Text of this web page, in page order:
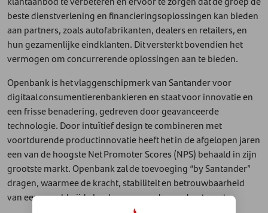
beste dienstverlening en financieringsoplossingen kan bieden
aan partners, zoals autofabrikanten, dealers en retailers, en
hun gezamenlijke eindklanten. Dit versterkt bovendien het
vermogen om concurrerende oplossingen aan te bieden.
Openbank is het vlaggenschipmerk van Santander voor
digitaal consumentierenbankieren en staat voor innovatie en
een frisse benadering, gedreven door geavanceerde
technologie. Door intuïtief design te combineren met
voortdurende productinnovatie heeft het in de afgelopen jaren
een van de hoogste Net Promoter Scores (NPS) behaald in zijn
grootste markt. Openbank zal de toevoeging “by Santander”
dragen, waarmee de kracht, stabiliteit en betrouwbaarheid
van een wereldwijde bankgroep worden onderstreept.